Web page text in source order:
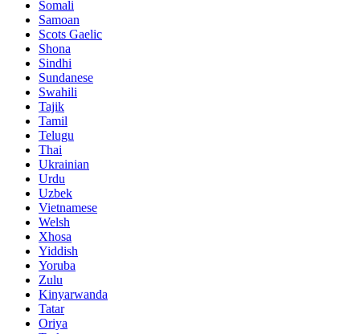
Somali
Samoan
Scots Gaelic
Shona
Sindhi
Sundanese
Swahili
Tajik
Tamil
Telugu
Thai
Ukrainian
Urdu
Uzbek
Vietnamese
Welsh
Xhosa
Yiddish
Yoruba
Zulu
Kinyarwanda
Tatar
Oriya